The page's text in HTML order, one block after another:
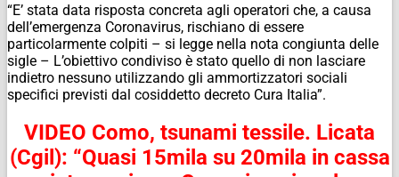
“E’ stata data risposta concreta agli operatori che, a causa
dell’emergenza Coronavirus, rischiano di essere
particolarmente colpiti – si legge nella nota congiunta delle
sigle – L’obiettivo condiviso è stato quello di non lasciare
indietro nessuno utilizzando gli ammortizzatori sociali
specifici previsti dal cosiddetto decreto Cura Italia”.
VIDEO Como, tsunami tessile. Licata
(Cgil): “Quasi 15mila su 20mila in cassa